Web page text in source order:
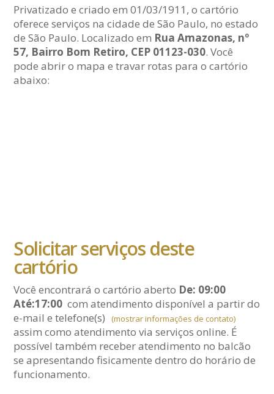
Privatizado e criado em 01/03/1911, o cartório
oferece serviços na cidade de São Paulo, no estado
de São Paulo. Localizado em Rua Amazonas, nº
57, Bairro Bom Retiro, CEP 01123-030. Você
pode abrir o mapa e travar rotas para o cartório
abaixo:
Solicitar serviços deste
cartório
Você encontrará o cartório aberto De: 09:00
Até:17:00 com atendimento disponível a partir do
e-maile telefone(s) (mostrar informações de contato)
assim como atendimento via serviços online. É
possível também receber atendimento no balcão
se apresentando fisicamente dentro do horário de
funcionamento.